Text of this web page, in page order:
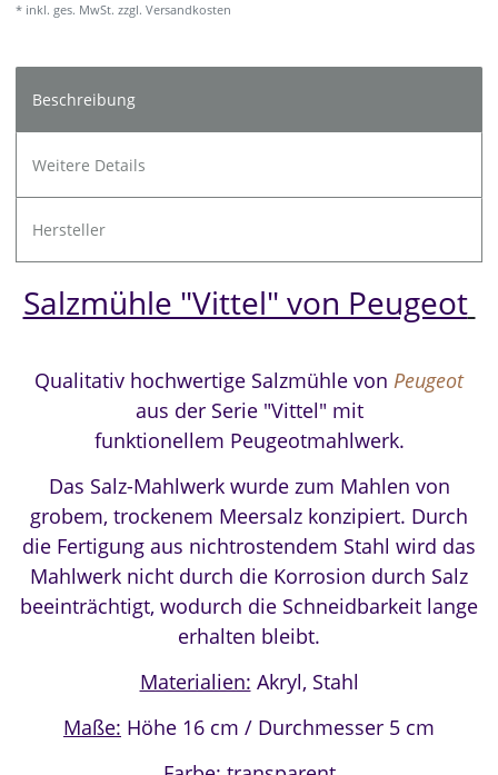
* inkl. ges. MwSt. zzgl. Versandkosten
Beschreibung
Weitere Details
Hersteller
Salzmühle "Vittel" von Peugeot
Qualitativ hochwertige Salzmühle von Peugeot
aus derSerie "Vittel" mit
funktionellem Peugeotmahlwerk.
Das Salz-Mahlwerk wurde zum Mahlen von
grobem, trockenem Meersalz konzipiert. Durch
die Fertigung aus nichtrostendem Stahl wird das
Mahlwerk nicht durch die Korrosion durch Salz
beeinträchtigt, wodurch die Schneidbarkeit lange
erhalten bleibt.
Materialien: Akryl, Stahl
Maße: Höhe 16 cm / Durchmesser 5 cm